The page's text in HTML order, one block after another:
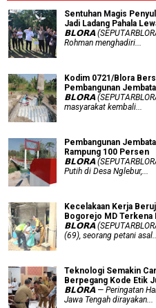
Sentuhan Magis
Jadi Ladang Pahala
𝗕𝗟𝗢𝗥𝗔
Rohman menghadiri...
Kodim 0721/Blora
Pembangunan
𝗕𝗟𝗢𝗥𝗔
masyarakat kembali...
Pembangunan
Rampung 100 Persen
𝗕𝗟𝗢𝗥𝗔
Putih di Desa Nglebur,...
Kecelakaan Kerja
Bogorejo MD Terkena
𝗕𝗟𝗢𝗥𝗔
(69), seorang petani
Teknologi Semakin
Berpegang Kode Etik
𝗕𝗟𝗢𝗥𝗔 — Peringatan
Jawa Tengah dirayakan...